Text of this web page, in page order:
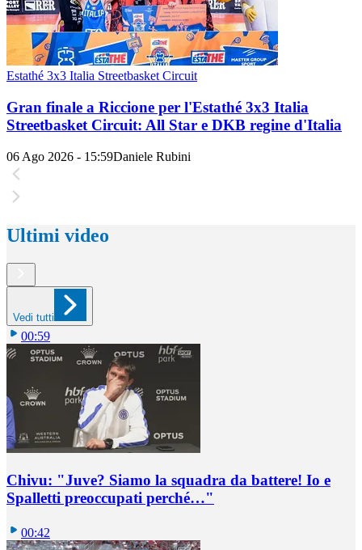
Estathé 3x3 Italia Streetbasket Circuit
Gran finale a Riccione per l'Estathé 3x3 Italia
Streetbasket Circuit: All Star e DKB regine d'Italia
06 Ago 2026 - 15:59Daniele Rubini
Ultimi video
Vedi tutti
00:59
Chivu: "Juve? Siamo la squadra da battere! Io e
Spalletti preoccupati perché…"
00:42